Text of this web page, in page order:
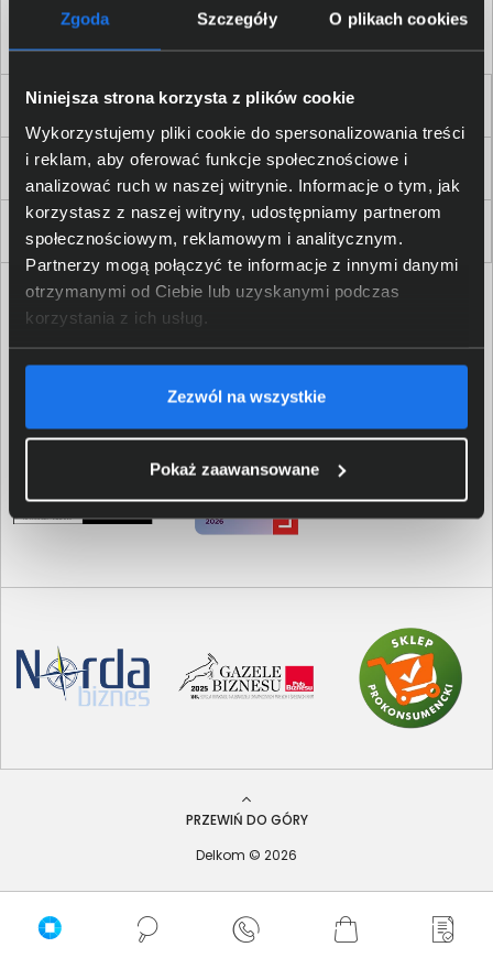
Zgoda Szczegóły O plikach cookies
Niniejsza strona korzysta z plików cookie
Wykorzystujemy pliki cookie do spersonalizowania treści
i reklam, aby oferować funkcje społecznościowe i
analizować ruch w naszej witrynie. Informacje o tym, jak
korzystasz z naszej witryny, udostępniamy partnerom
społecznościowym, reklamowym i analitycznym.
Partnerzy mogą połączyć te informacje z innymi danymi
otrzymanymi od Ciebie lub uzyskanymi podczas
korzystania z ich usług.
Zezwól na wszystkie
Pokaż zaawansowane
Dla Firm i Instytucji
Zakupy
Delkom 2000
PRZEWIŃ DO GÓRY
Delkom © 2026